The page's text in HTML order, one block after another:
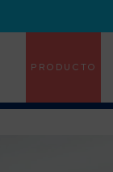
PRODUCTO